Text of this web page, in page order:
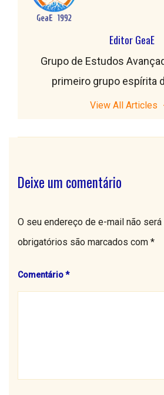
Editor GeaE
Grupo de Estudos
primeiro grupo espírita
View All Articles
Deixe um comentário
O seu endereço de e-mail não será
obrigatórios são marcados com *
Comentário*